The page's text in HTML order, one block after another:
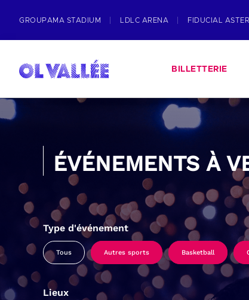
GROUPAMA STADIUM LDLC ARENA FIDUCIAL
BILLETTERIE
ÉVÉNEMENTS À
Type d'événement
Tous Autres sports Basketball
Lieux